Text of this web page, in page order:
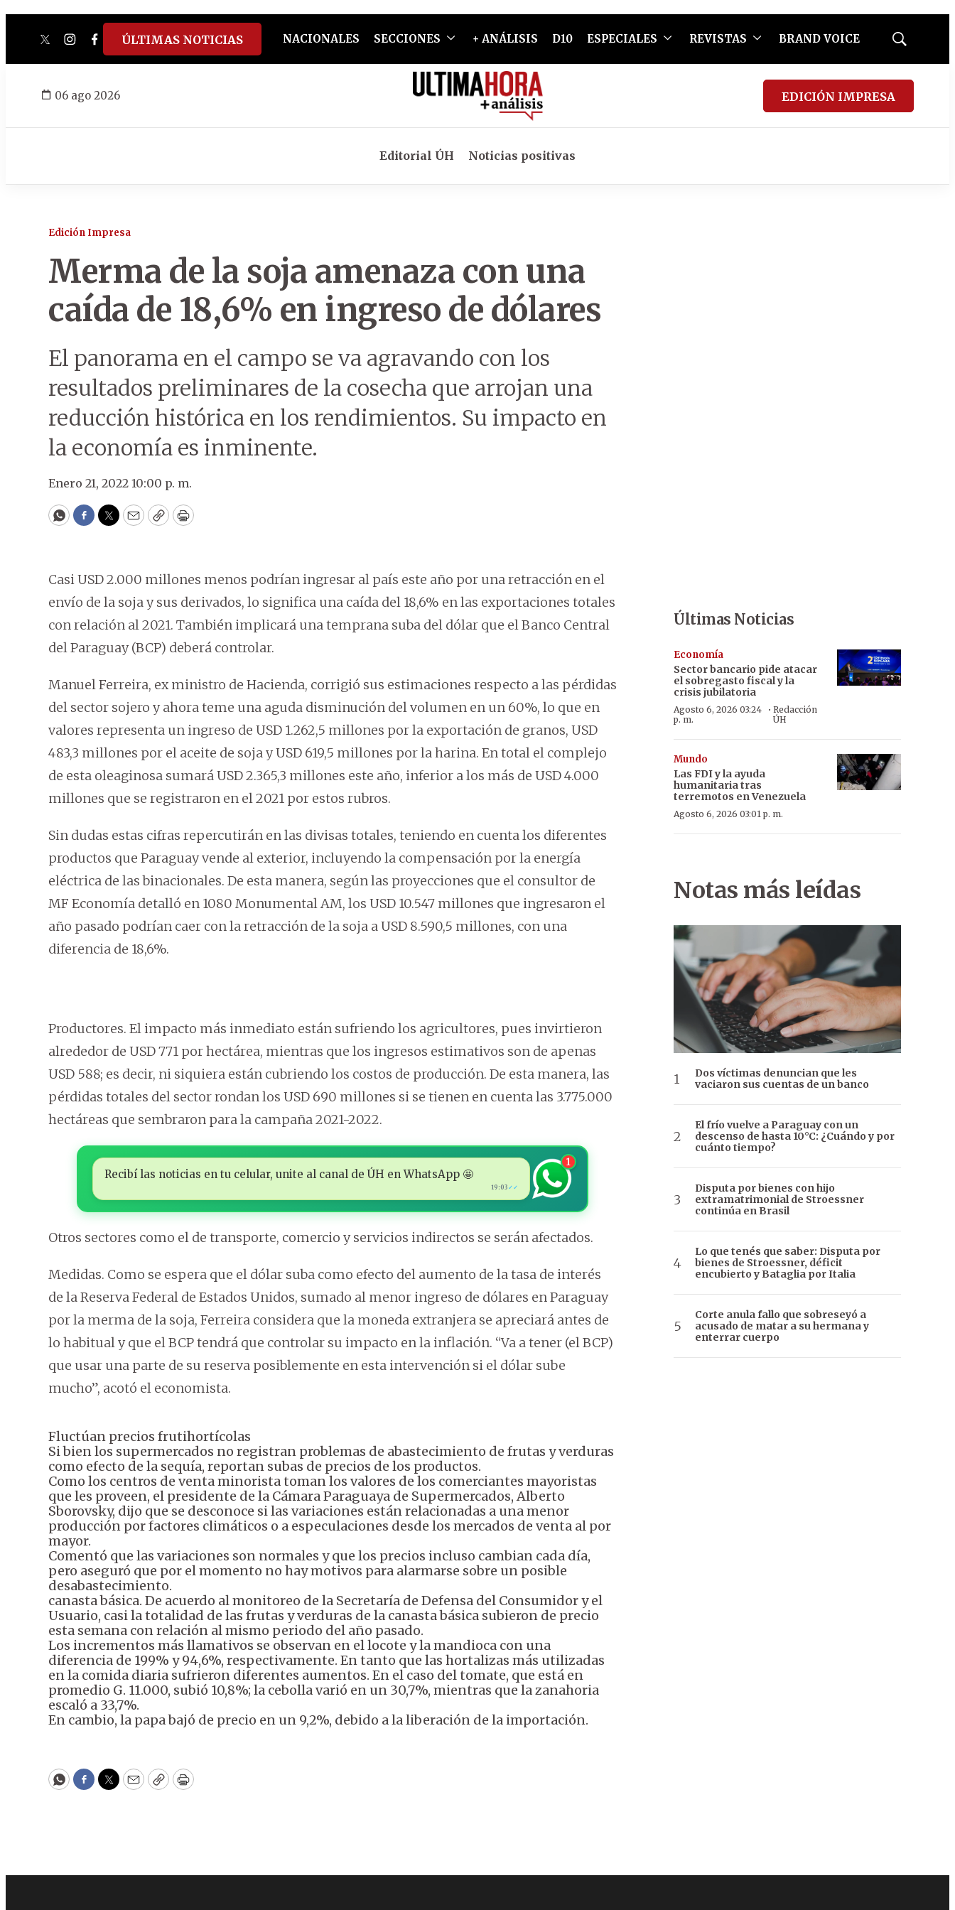
twitterinstagram
facebook
tiktokyoutube
spotify
ÚLTIMAS NOTICIAS NACIONALES SECCIONES + ANÁLISIS D10 ESPECIALES REVISTAS BRAND VOICE
Mostrar
06 ago 2026 EDICIÓN IMPRESA
Editorial ÚH Noticias positivas
Edición Impresa
Merma de la soja amenaza con una
caída de 18,6% en ingreso de dólares
El panorama en el campo se va agravando con los
resultados preliminares de la cosecha que arrojan una
reducción histórica en los rendimientos. Su impacto en
la economía es inminente.
Enero 21, 2022 10:00 p. m.
WhatsApp
Facebook
Twitter
EmailCopyPrint
Casi USD 2.000 millones menos podrían ingresar al país este año por una retracción en el
envío de la soja y sus derivados, lo significa una caída del 18,6% en las exportaciones totales
con relación al 2021. También implicará una temprana suba del dólar que el Banco Central
del Paraguay (BCP) deberá controlar.
Manuel Ferreira, ex ministro de Hacienda, corrigió sus estimaciones respecto a las pérdidas
del sector sojero y ahora teme una aguda disminución del volumen en un 60%, lo que en
valores representa un ingreso de USD 1.262,5 millones por la exportación de granos, USD
483,3 millones por el aceite de soja y USD 619,5 millones por la harina. En total el complejo
de esta oleaginosa sumará USD 2.365,3 millones este año, inferior a los más de USD 4.000
millones que se registraron en el 2021 por estos rubros.
Sin dudas estas cifras repercutirán en las divisas totales, teniendo en cuenta los diferentes
productos que Paraguay vende al exterior, incluyendo la compensación por la energía
eléctrica de las binacionales. De esta manera, según las proyecciones que el consultor de
MF Economía detalló en 1080 Monumental AM, los USD 10.547 millones que ingresaron el
año pasado podrían caer con la retracción de la soja a USD 8.590,5 millones, con una
diferencia de 18,6%.
Productores. El impacto más inmediato están sufriendo los agricultores, pues invirtieron
alrededor de USD 771 por hectárea, mientras que los ingresos estimativos son de apenas
USD 588; es decir, ni siquiera están cubriendo los costos de producción. De esta manera, las
pérdidas totales del sector rondan los USD 690 millones si se tienen en cuenta las 3.775.000
hectáreas que sembraron para la campaña 2021-2022.
Recibí las noticias en tu celular, unite al canal de ÚH en WhatsApp 🤩
19:03 ✓✓
1
Otros sectores como el de transporte, comercio y servicios indirectos se serán afectados.
Medidas. Como se espera que el dólar suba como efecto del aumento de la tasa de interés
de la Reserva Federal de Estados Unidos, sumado al menor ingreso de dólares en Paraguay
por la merma de la soja, Ferreira considera que la moneda extranjera se apreciará antes de
lo habitual y que el BCP tendrá que controlar su impacto en la inflación. “Va a tener (el BCP)
que usar una parte de su reserva posiblemente en esta intervención si el dólar sube
mucho”, acotó el economista.
Fluctúan precios frutihortícolas
Si bien los supermercados no registran problemas de abastecimiento de frutas y verduras
como efecto de la sequía, reportan subas de precios de los productos.
Como los centros de venta minorista toman los valores de los comerciantes mayoristas
que les proveen, el presidente de la Cámara Paraguaya de Supermercados, Alberto
Sborovsky, dijo que se desconoce si las variaciones están relacionadas a una menor
producción por factores climáticos o a especulaciones desde los mercados de venta al por
mayor.
Comentó que las variaciones son normales y que los precios incluso cambian cada día,
pero aseguró que por el momento no hay motivos para alarmarse sobre un posible
desabastecimiento.
canasta básica. De acuerdo al monitoreo de la Secretaría de Defensa del Consumidor y el
Usuario, casi la totalidad de las frutas y verduras de la canasta básica subieron de precio
esta semana con relación al mismo periodo del año pasado.
Los incrementos más llamativos se observan en el locote y la mandioca con una
diferencia de 199% y 94,6%, respectivamente. En tanto que las hortalizas más utilizadas
en la comida diaria sufrieron diferentes aumentos. En el caso del tomate, que está en
promedio G. 11.000, subió 10,8%; la cebolla varió en un 30,7%, mientras que la zanahoria
escaló a 33,7%.
En cambio, la papa bajó de precio en un 9,2%, debido a la liberación de la importación.
WhatsApp
Facebook
Twitter
EmailCopyPrint
Últimas Noticias
Economía
Sector bancario pide atacar
el sobregasto fiscal y la
crisis jubilatoria
Agosto 6, 2026 03:24
p. m.
· Redacción
ÚH
Mundo
Las FDI y la ayuda
humanitaria tras
terremotos en Venezuela
Agosto 6, 2026 03:01 p. m.
Notas más leídas
Dos víctimas denuncian que les
vaciaron sus cuentas de un banco
El frío vuelve a Paraguay con un
descenso de hasta 10°C: ¿Cuándo y por
cuánto tiempo?
Disputa por bienes con hijo
extramatrimonial de Stroessner
continúa en Brasil
Lo que tenés que saber: Disputa por
bienes de Stroessner, déficit
encubierto y Bataglia por Italia
Corte anula fallo que sobreseyó a
acusado de matar a su hermana y
enterrar cuerpo